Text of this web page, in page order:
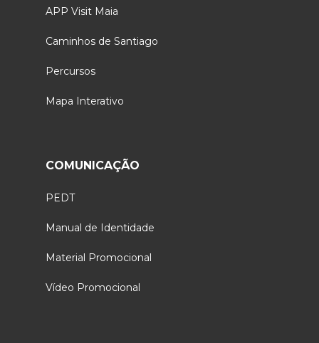
APP Visit Maia
Caminhos de Santiago
Percursos
Mapa Interativo
COMUNICAÇÃO
PEDT
Manual de Identidade
Material Promocional
Vídeo Promocional